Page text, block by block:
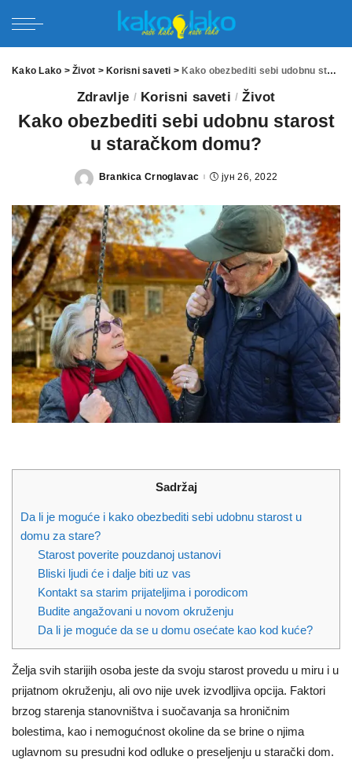
Kako Lako >Život > Korisni saveti > Kako obezbediti sebi udobnu starost u staračkom domu?
Zdravlje Korisni saveti Život
Kako obezbediti sebi udobnu starost
u staračkom domu?
Posted
Brankica Crnoglavac јун 26, 2022
Sadržaj
Da li je moguće i kako obezbediti sebi udobnu starost u
domu za stare?
Starost poverite pouzdanoj ustanovi
Bliski ljudi će i dalje biti uz vas
Kontakt sa starim prijateljima i porodicom
Budite angažovani u novom okruženju
Da li je moguće da se u domu osećate kao kod kuće?
Želja svih starijih osoba jeste da svoju starost provedu u miru i u
prijatnom okruženju, ali ovo nije uvek izvodljiva opcija. Faktori
brzog starenja stanovništva i suočavanja sa hroničnim
bolestima, kao i nemogućnost okoline da se brine o njima
uglavnom su presudni kod odluke o preseljenju u starački dom.